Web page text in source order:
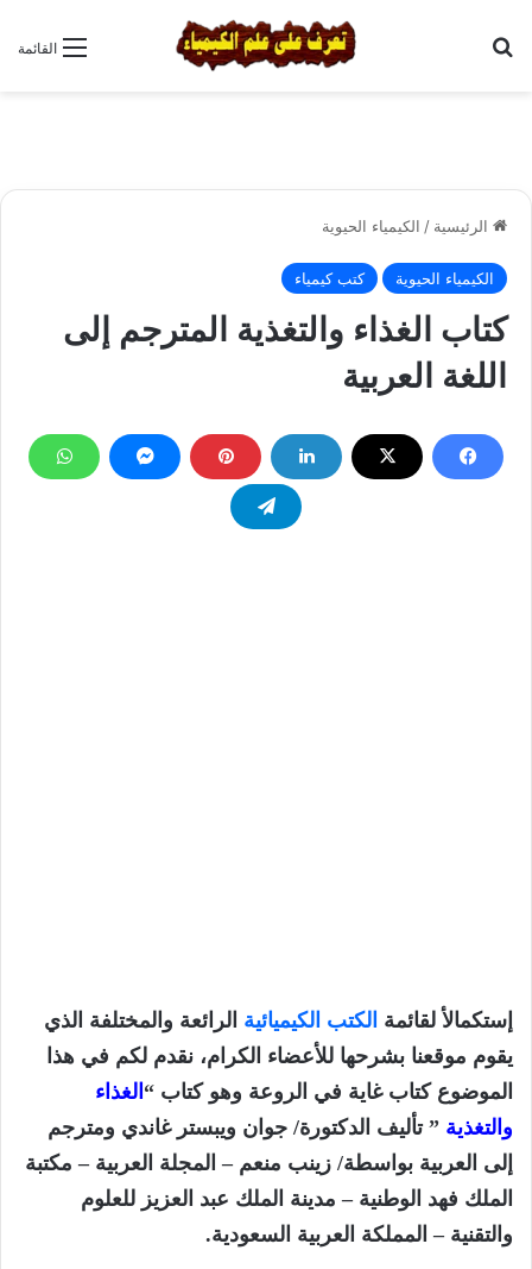
القائمة
الرئيسية / الكيمياء الحيوية
الكيمياء الحيوية كتب كيمياء
كتاب الغذاء والتغذية المترجم إلى
اللغة العربية
إستكمالأ لقائمة الكتب الكيميائية الرائعة والمختلفة الذي
يقوم موقعنا بشرحها للأعضاء الكرام، نقدم لكم في هذا
الموضوع كتاب غاية في الروعة وهو كتاب “ الغذاء
والتغذية ” تأليف الدكتورة/ جوان ويبستر غاندي ومترجم
إلى العربية بواسطة/ زينب منعم – المجلة العربية – مكتبة
الملك فهد الوطنية – مدينة الملك عبد العزيز للعلوم
والتقنية – المملكة العربية السعودية.